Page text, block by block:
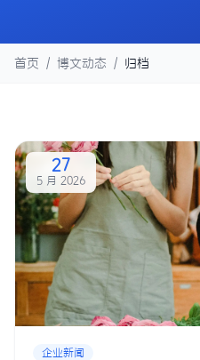
首页 / 博文动态 / 归档
27
5 月 2026
企业新闻